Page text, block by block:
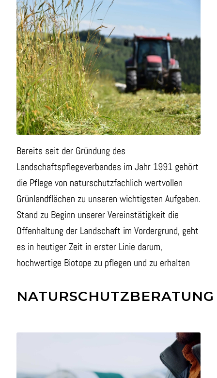
Bereits seit der Gründung des
Landschaftspflegeverbandes im Jahr 1991 gehört
die Pflege von naturschutzfachlich wertvollen
Grünlandflächen zu unseren wichtigsten Aufgaben.
Stand zu Beginn unserer Vereinstätigkeit die
Offenhaltung der Landschaft im Vordergrund, geht
es in heutiger Zeit in erster Linie darum,
hochwertige Biotope zu pflegen und zu erhalten
NATURSCHUTZBERATUNG